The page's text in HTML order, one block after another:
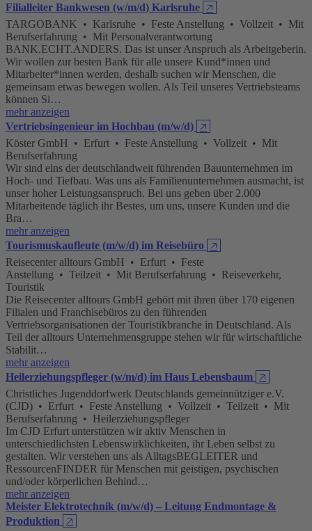
Filialleiter Bankwesen (w/m/d) Karlsruhe 🡥
TARGOBANK • Karlsruhe • Feste Anstellung • Vollzeit • Mit
Berufserfahrung • Mit Personalverantwortung
BANK.ECHT.ANDERS. Das ist unser Anspruch als Arbeitgeberin.
Wir wollen zur besten Bank für alle unsere Kund*innen und
Mitarbeiter*innen werden, deshalb suchen wir Menschen, die
gemeinsam etwas bewegen wollen. Als Teil unseres Vertriebsteams
können Si…
mehr anzeigen
Vertriebsingenieur im Hochbau (m/w/d) 🡥
Köster GmbH • Erfurt • Feste Anstellung • Vollzeit • Mit
Berufserfahrung
Wir sind eins der deutschlandweit führenden Bauunternehmen im
Hoch- und Tiefbau. Was uns als Familienunternehmen ausmacht, ist
unser hoher Leistungsanspruch. Bei uns geben über 2.000
Mitarbeitende täglich ihr Bestes, um uns, unsere Kunden und die
Bra…
mehr anzeigen
Tourismuskaufleute (m/w/d) im Reisebüro 🡥
Reisecenter alltours GmbH • Erfurt • Feste
Anstellung • Teilzeit • Mit Berufserfahrung • Reiseverkehr,
Touristik
Die Reisecenter alltours GmbH gehört mit ihren über 170 eigenen
Filialen und Franchisebüros zu den führenden
Vertriebsorganisationen der Touristikbranche in Deutschland. Als
Teil der alltours Unternehmensgruppe stehen wir für wirtschaftliche
Stabilit…
mehr anzeigen
Heilerziehungspfleger (w/m/d) im Haus Lebensbaum 🡥
Christliches Jugenddorfwerk Deutschlands gemeinnütziger e.V.
(CJD) • Erfurt • Feste Anstellung • Vollzeit • Teilzeit • Mit
Berufserfahrung • Heilerziehungspfleger
Im CJD Erfurt unterstützen wir aktiv Menschen in
unterschiedlichsten Lebenswirklichkeiten, ihr Leben selbst zu
gestalten. Wir verstehen uns als AlltagsBEGLEITER und
RessourcenFINDER für Menschen mit geistigen, psychischen
und/oder körperlichen Behind…
mehr anzeigen
Meister Elektrotechnik (m/w/d) – Leitung Endmontage &
Produktion
🡥